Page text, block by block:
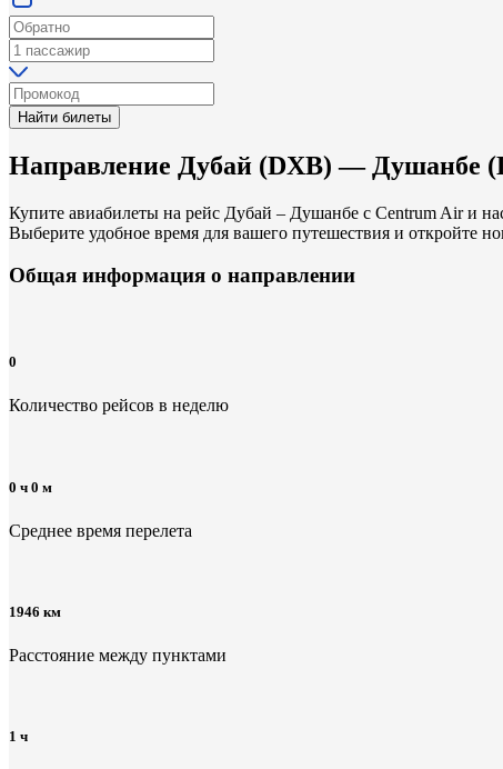
Найти билеты
Направление Дубай (DXB) — Душанбе (
Купите авиабилеты на рейс Дубай – Душанбе с Centrum Air и
Выберите удобное время для вашего путешествия и откройте
Общая информация о направлении
0
Количество рейсов в неделю
0 ч 0 м
Среднее время перелета
1946 км
Расстояние между пунктами
1 ч